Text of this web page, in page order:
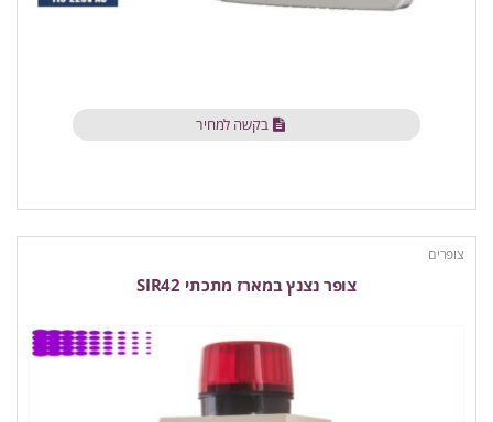
בקשה למחיר
צופרים
צופר נצנץ במארז מתכתי SIR42